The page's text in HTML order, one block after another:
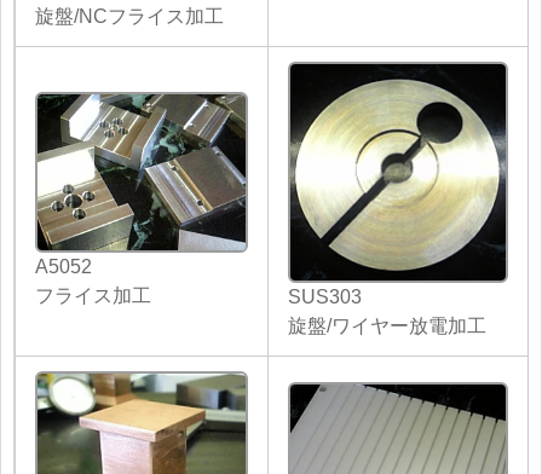
旋盤/NCフライス加工
A5052
フライス加工
SUS303
旋盤/ワイヤー放電加工